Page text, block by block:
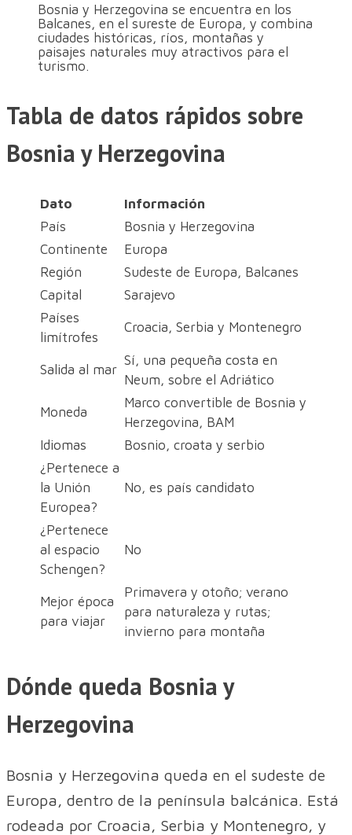
Bosnia y Herzegovina se encuentra en los
Balcanes, en el sureste de Europa, y combina
ciudades históricas, ríos, montañas y
paisajes naturales muy atractivos para el
turismo.
Tabla de datos rápidos sobre
Bosnia y Herzegovina
Dato
Información
País
Bosnia y Herzegovina
Continente
Europa
Región
Sudeste de Europa, Balcanes
Capital
Sarajevo
Países
limítrofes
Croacia, Serbia y Montenegro
Salida al mar
Sí, una pequeña costa en
Neum, sobre el Adriático
Moneda
Marco convertible de Bosnia y
Herzegovina, BAM
Idiomas
Bosnio, croata y serbio
¿Pertenece a
la Unión
Europea?
No, es país candidato
¿Pertenece
al espacio
Schengen?
No
Mejor época
para viajar
Primavera y otoño; verano
para naturaleza y rutas;
invierno para montaña
Dónde queda Bosnia y
Herzegovina
Bosnia y Herzegovina queda en el sudeste de
Europa, dentro de la península balcánica. Está
rodeada por Croacia, Serbia y Montenegro, y